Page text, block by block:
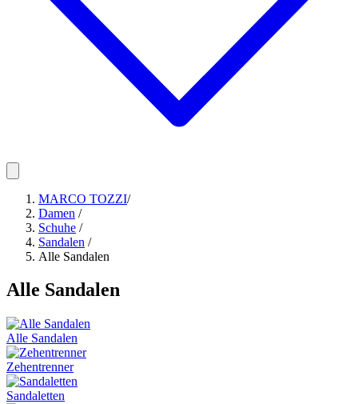
MARCO TOZZI/
Damen /
Schuhe /
Sandalen /
Alle Sandalen
Alle Sandalen
Alle Sandalen
Zehentrenner
Sandaletten